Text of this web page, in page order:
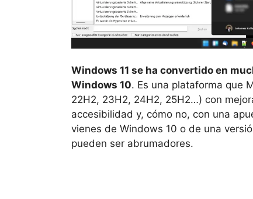
Windows 11 se ha convertido en
Windows 10. Es una plataforma que
22H2, 23H2, 24H2, 25H2…) con
accesibilidad y, cómo no, con una
vienes de Windows 10 o de una
pueden ser abrumadores.